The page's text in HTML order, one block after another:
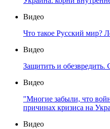
Видео
Что такое Русский мир?
Видео
Защитить и
Видео
"Многие забыли, что
причинах кризиса на
Видео